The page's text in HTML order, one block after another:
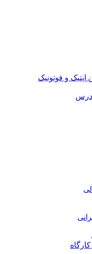
و فوتونیک